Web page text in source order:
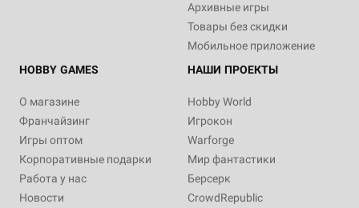
Архивные игры
Товары без скидки
Мобильное приложение
HOBBY GAMES
О магазине
Франчайзинг
Игры оптом
Корпоративные подарки
Работа у нас
Новости
НАШИ ПРОЕКТЫ
Hobby World
Игрокон
Warforge
Мир фантастики
Берсерк
CrowdRepublic